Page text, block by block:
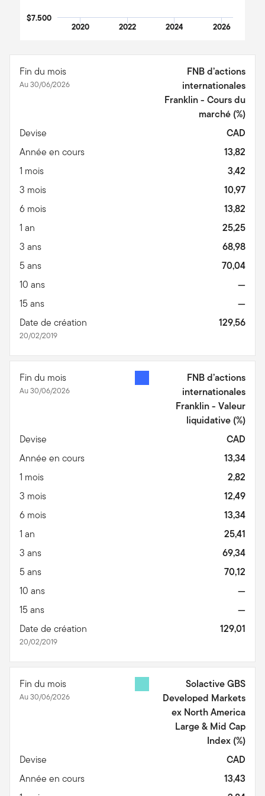
2020 2022 2024 2026
$7.500
Fin du mois
Au 30/06/2026
FNB d’actions
internationales
Franklin - Cours du
marché (%)
Devise
CAD
Année en cours
13,82
1 mois
3,42
3 mois
10,97
6 mois
13,82
1 an
25,25
3 ans
68,98
5 ans
70,04
10 ans
—
15 ans
—
Date de création
20/02/2019
129,56
Fin du mois
Au 30/06/2026
FNB d’actions
internationales
Franklin - Valeur
liquidative (%)
Devise
CAD
Année en cours
13,34
1 mois
2,82
3 mois
12,49
6 mois
13,34
1 an
25,41
3 ans
69,34
5 ans
70,12
10 ans
—
15 ans
—
Date de création
20/02/2019
129,01
Fin du mois
Au 30/06/2026
Solactive GBS
Developed Markets
ex North America
Large & Mid Cap
Index (%)
Devise
CAD
Année en cours
13,43